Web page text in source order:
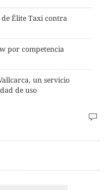
Élite Taxi contra
por competencia
un servicio
de uso